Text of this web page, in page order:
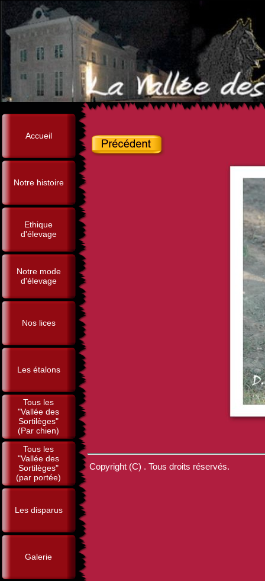
Accueil
Notre histoire
Ethique
d'élevage
Notre mode
d'élevage
Nos lices
Les étalons
Tous les
"Vallée des
Sortilèges"
(Par chien)
Tous les
"Vallée des
Sortilèges"
(par portée)
Les disparus
Galerie
Copyright (C) . Tous droits réservés.